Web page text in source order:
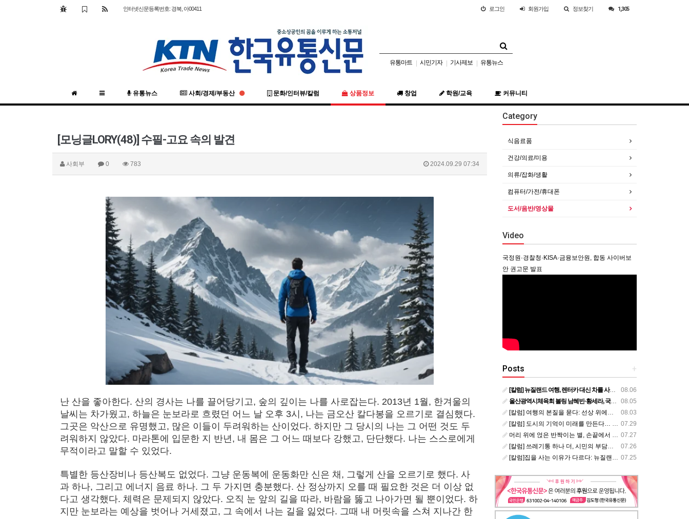
인터넷신문등록번호: 경북, 아00411 로그인 회원가입 정보찾기 1,305
유통마트 | 시민기자 | 기사제보 | 유통뉴스
유통뉴스 사회/경제/부동산 문화/인터뷰/칼럼 상품정보 창업 학원/교육 커뮤니티
[모닝글LORY(48)] 수필-고요 속의 발견
사회부 0 783 2024.09.29 07:34
난 산을 좋아한다. 산의 경사는 나를 끌어당기고, 숲의 깊이는 나를 사로잡는다. 2013년 1월, 한겨울의
날씨는 차가웠고, 하늘은 눈보라로 흐렸던 어느 날 오후 3시, 나는 금오산 칼다봉을 오르기로 결심했다.
그곳은 악산으로 유명했고, 많은 이들이 두려워하는 산이었다. 하지만 그 당시의 나는 그 어떤 것도 두
려워하지 않았다. 마라톤에 입문한 지 반년, 내 몸은 그 어느 때보다 강했고, 단단했다. 나는 스스로에게
무적이라고 말할 수 있었다.
특별한 등산장비나 등산복도 없었다. 그냥 운동복에 운동화만 신은 채, 그렇게 산을 오르기로 했다. 사
과 하나, 그리고 에너지 음료 하나. 그 두 가지면 충분했다. 산 정상까지 오를 때 필요한 것은 더 이상 없
다고 생각했다. 체력은 문제되지 않았다. 오직 눈 앞의 길을 따라, 바람을 뚫고 나아가면 될 뿐이었다. 하
지만 눈보라는 예상을 벗어나 거세졌고, 그 속에서 나는 길을 잃었다. 그때 내 머릿속을 스쳐 지나간 한
Category
식음료품
건강/의료/미용
의류/잡화/생활
컴퓨터/가전/휴대폰
도서/음반/영상물
Video
국정원·경찰청·KISA·금융보안원, 합동 사이버보
안 권고문 발표
+
Posts
08.06
[칼럼] 뉴질랜드 여행, 렌터카 대신 차를 사볼까?
08.05
울산광역시체육회 볼링 남혜빈·황세라, 국가대표 평가전 통과… ‘아시아선수권 출전’
08.03
[칼럼] 여행의 본질을 묻다: 선상 위에서 펼쳐지는 공간과 사람, 그리고 미식의 미학
07.29
[칼럼] 도시의 기억이 미래를 만든다… 크라이스트처치와 한국 도시가 주는 교훈
07.27
머리 위에 얹은 반짝이는 별, 손끝에서 피어난 우리의 정체성
07.26
[칼럼] 쓰레기통 하나 더, 시민의 부담도 하나 더
07.25
[칼럼]집을 사는 이유가 다르다: 뉴질랜드 부동산에서 배운 다섯 가지 교훈